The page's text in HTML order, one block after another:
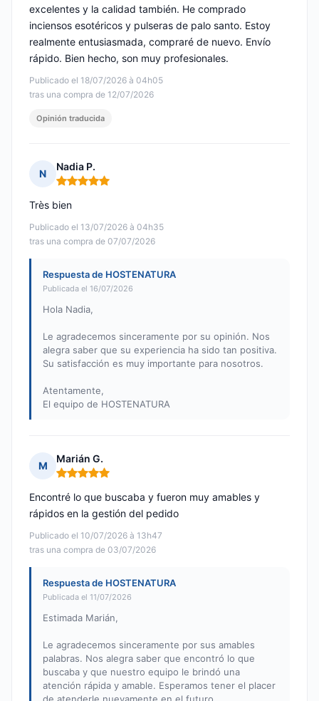
Publicado el 18/07/2026 à 04h05
tras una compra de 12/07/2026
excelentes y la calidad también. He comprado
inciensos esotéricos y pulseras de palo santo. Estoy
realmente entusiasmada, compraré de nuevo. Envío
rápido. Bien hecho, son muy profesionales.
Opinión traducida
N
Nadia P.
Nota: 5 de 5
Publicado el 13/07/2026 à 04h35
tras una compra de 07/07/2026
Très bien
Respuesta de HOSTENATURA
Publicada el 16/07/2026
Hola Nadia,
Le agradecemos sinceramente por su opinión. Nos
alegra saber que su experiencia ha sido tan positiva.
Su satisfacción es muy importante para nosotros.
Atentamente,
El equipo de HOSTENATURA
M
Marián G.
Nota: 5 de 5
Publicado el 10/07/2026 à 13h47
tras una compra de 03/07/2026
Encontré lo que buscaba y fueron muy amables y
rápidos en la gestión del pedido
Respuesta de HOSTENATURA
Publicada el 11/07/2026
Estimada Marián,
Le agradecemos sinceramente por sus amables
palabras. Nos alegra saber que encontró lo que
buscaba y que nuestro equipo le brindó una
atención rápida y amable. Esperamos tener el placer